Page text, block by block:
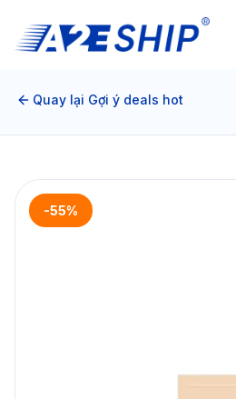
Quay lại Gợi ý deals hot
-55%